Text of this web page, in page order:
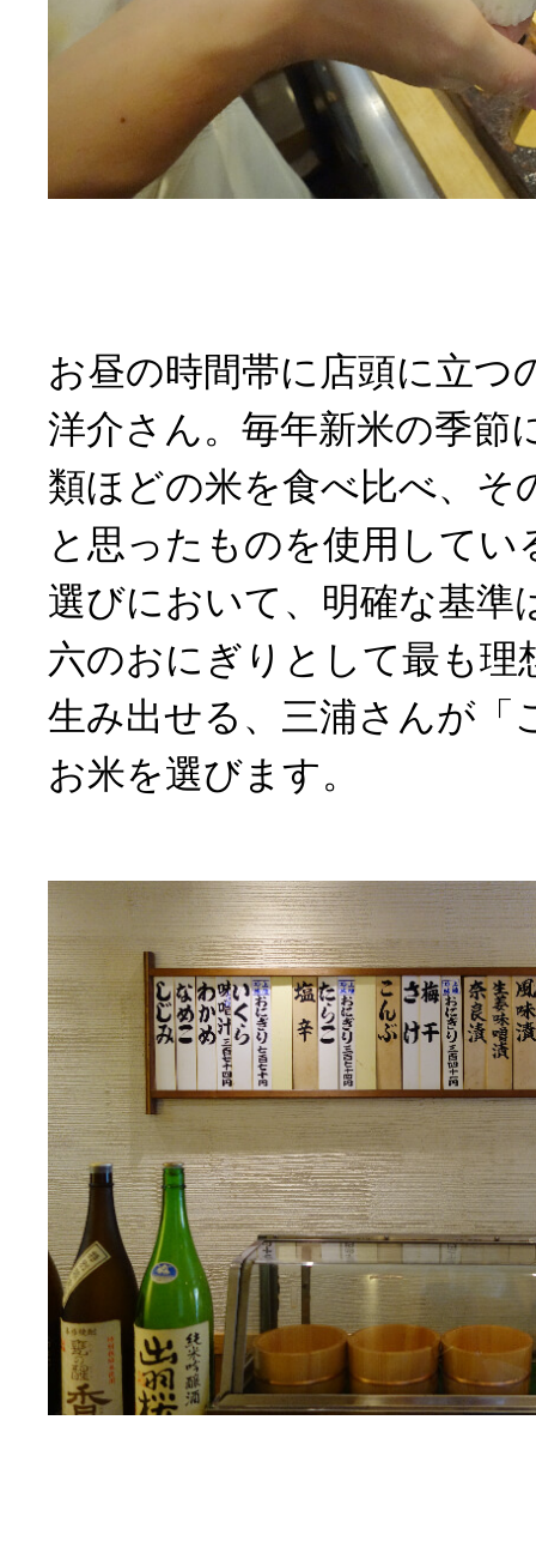
お昼の時間帯に店頭に立つ
洋介さん。毎年新米の季節
類ほどの米を食べ比べ、そ
と思ったものを使用して
選びにおいて、明確な基準
六のおにぎりとして最も理
生み出せる、三浦さんが「
お米を選びます。